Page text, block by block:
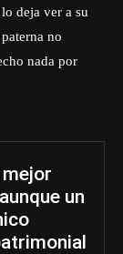
deja ver a su
no
nada por
un